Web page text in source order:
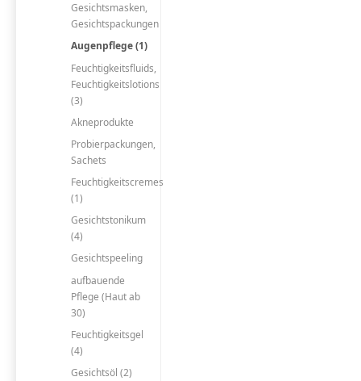
Gesichtsmasken,
Gesichtspackungen
Augenpflege (1)
Feuchtigkeitsfluids,
Feuchtigkeitslotions
(3)
Akneprodukte
Probierpackungen,
Sachets
Feuchtigkeitscremes
(1)
Gesichtstonikum
(4)
Gesichtspeeling
aufbauende
Pflege (Haut ab
30)
Feuchtigkeitsgel
(4)
Gesichtsöl (2)